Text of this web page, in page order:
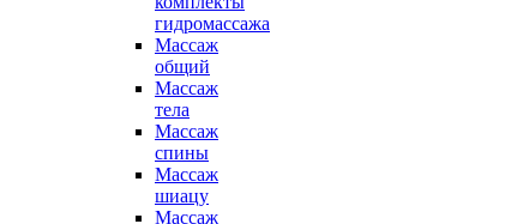
гидромассажа
Массаж
общий
Массаж
тела
Массаж
спины
Массаж
шиацу
Массаж